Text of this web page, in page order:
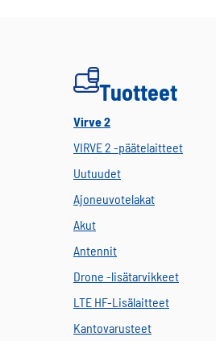
Tuotteet
Virve 2
VIRVE 2 -päätelaitteet
Uutuudet
Ajoneuvotelakat
Akut
Antennit
Drone -lisätarvikkeet
LTE HF-Lisälaitteet
Kantovarusteet